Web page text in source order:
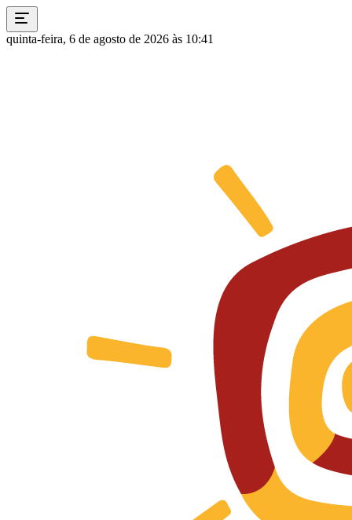
quinta-feira, 6 de agosto de 2026 às 10:41